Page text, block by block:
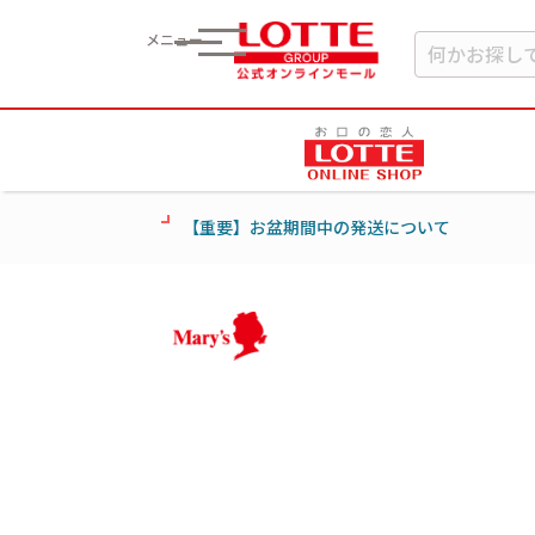
メニュー
【重要】お盆期間中の発送について